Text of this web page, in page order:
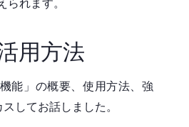
られます。
用方法
能」の概要、使用方法、強
してお話しました。